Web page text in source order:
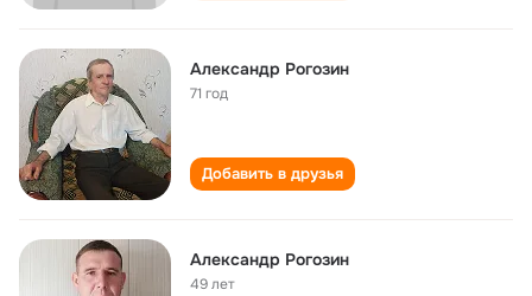
Александр Рогозин
71 год
Добавить в друзья
Александр Рогозин
49 лет